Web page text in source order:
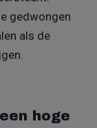
gedwongen
als de
hoge